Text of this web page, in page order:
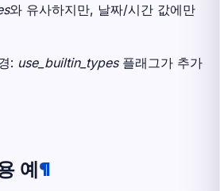
와 유사하지만, 날짜/시간 값에만
: use_builtin_types플래그가 추가
예¶